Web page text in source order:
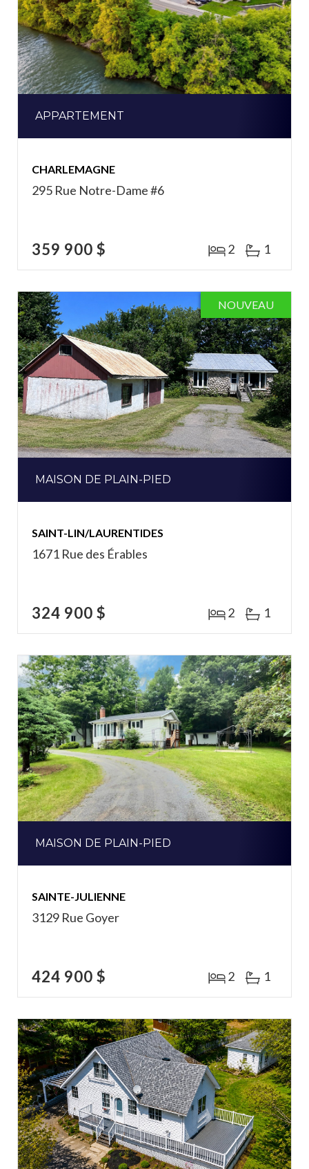
APPARTEMENT
CHARLEMAGNE
295 Rue Notre-Dame #6
359 900 $ 2 1
NOUVEAU
MAISON DE PLAIN-PIED
SAINT-LIN/LAURENTIDES
1671 Rue des Érables
324 900 $ 2 1
MAISON DE PLAIN-PIED
SAINTE-JULIENNE
3129 Rue Goyer
424 900 $ 2 1